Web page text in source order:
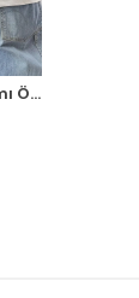
30 Ağustos Zafer Bayramı Ön Arka Baskılı Oversize Bisiklet Yaka T-shirt - Beyaz